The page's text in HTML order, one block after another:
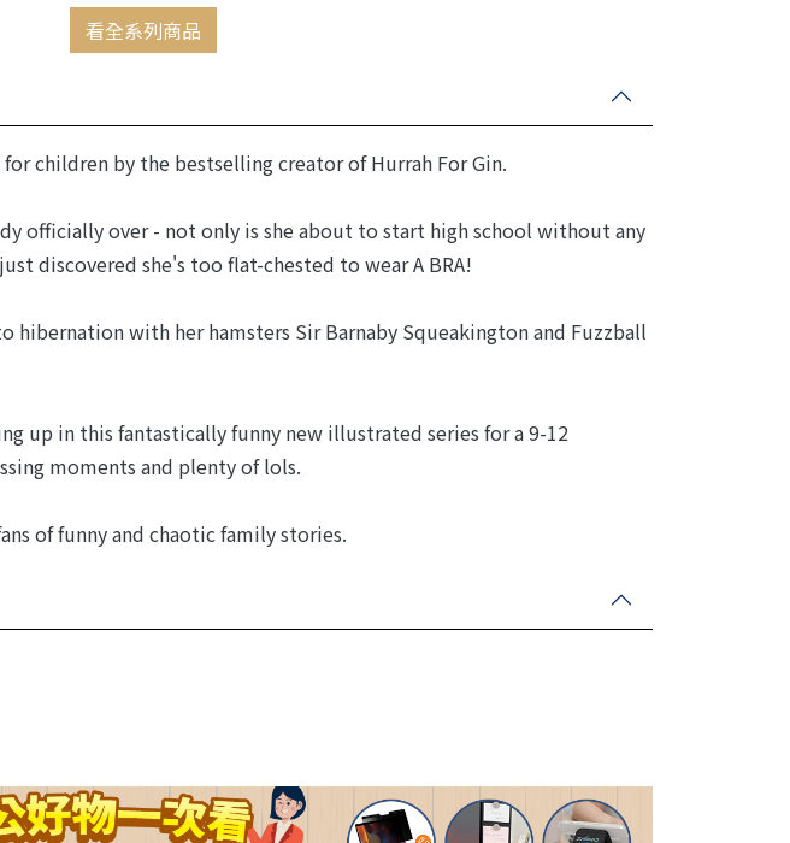
Brooks
看全系列商品
children by the bestselling creator of Hurrah For Gin.
officially over - not only is she about to start high school without any
discovered she's too flat-chested to wear A BRA!
hibernation with her hamsters Sir Barnaby Squeakington and Fuzzball
up in this fantastically funny new illustrated series for a 9-12
moments and plenty of lols.
of funny and chaotic family stories.